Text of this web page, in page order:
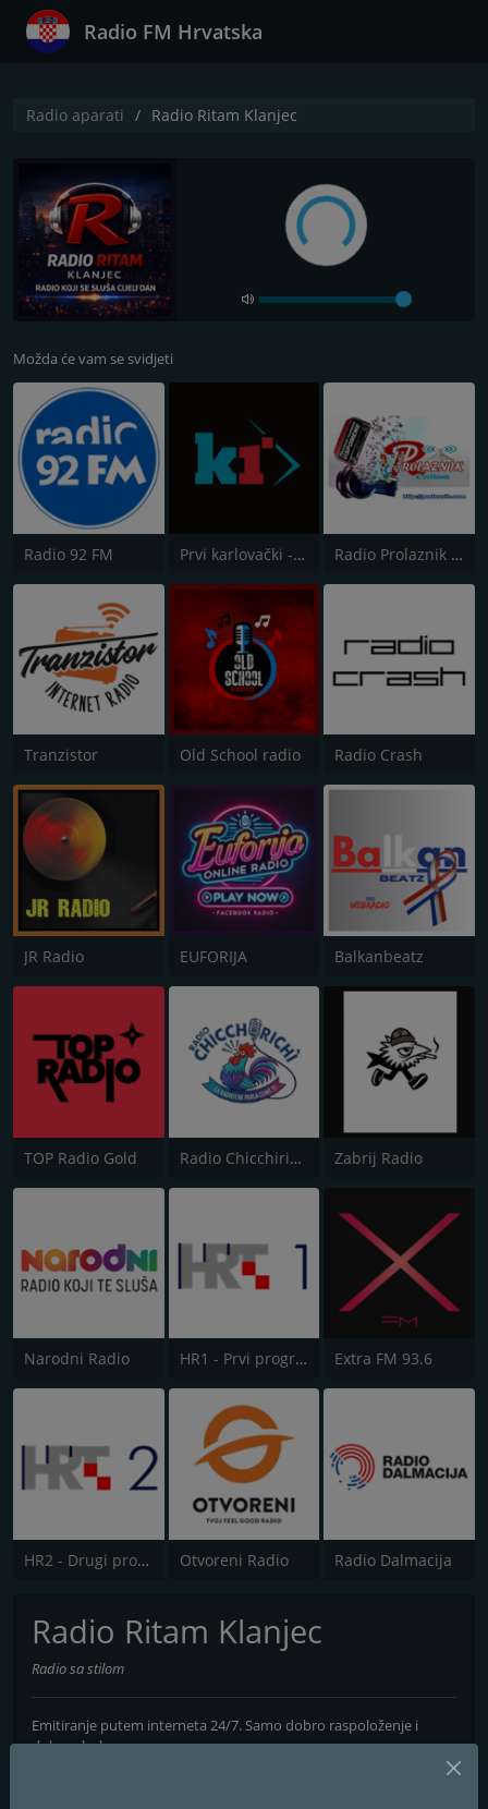
Radio FM Hrvatska
Radio aparati Radio Ritam Klanjec
Možda će vam se svidjeti
Radio 92 FM Prvi karlovački - Sweet memories Radio Prolaznik Lepoglava
Tranzistor Old School radio Radio Crash
JR Radio EUFORIJA Balkanbeatz
TOP Radio Gold Radio Chicchirichì Zabrij Radio
Narodni Radio HR1 - Prvi program Extra FM 93.6
HR2 - Drugi program Otvoreni Radio Radio Dalmacija
Radio Ritam Klanjec
Radio sa stilom
Emitiranje putem interneta 24/7. Samo dobro raspoloženje i
dobra glazba.